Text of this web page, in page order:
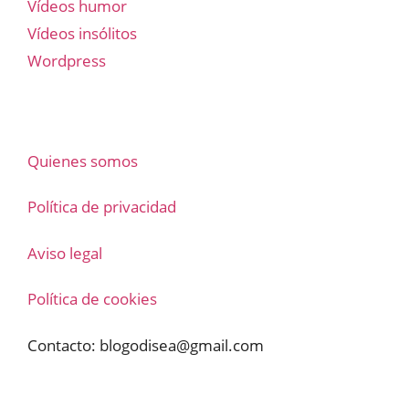
Vídeos humor
Vídeos insólitos
Wordpress
Quienes somos
Política de privacidad
Aviso legal
Política de cookies
Contacto: blogodisea@gmail.com